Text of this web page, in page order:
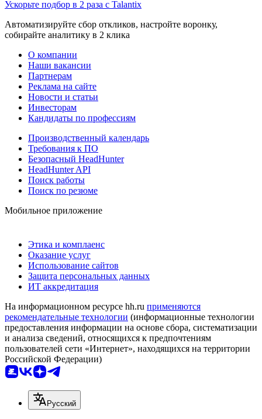
Ускорьте подбор в 2 раза с Talantix
Автоматизируйте сбор откликов, настройте воронку,
собирайте аналитику в 2 клика
О компании
Наши вакансии
Партнерам
Реклама на сайте
Новости и статьи
Инвесторам
Кандидаты по профессиям
Производственный календарь
Требования к ПО
Безопасный HeadHunter
HeadHunter API
Поиск работы
Поиск по резюме
Мобильное приложение
Этика и комплаенс
Оказание услуг
Использование сайтов
Защита персональных данных
ИТ аккредитация
На информационном ресурсе hh.ru применяются
рекомендательные технологии (информационные технологии
предоставления информации на основе сбора, систематизации
и анализа сведений, относящихся к предпочтениям
пользователей сети «Интернет», находящихся на территории
Российской Федерации)
Русский